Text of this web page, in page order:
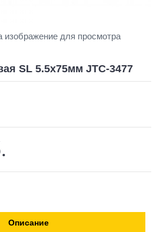
изображение для просмотра
SL 5.5х75мм JTC-3477
Описание